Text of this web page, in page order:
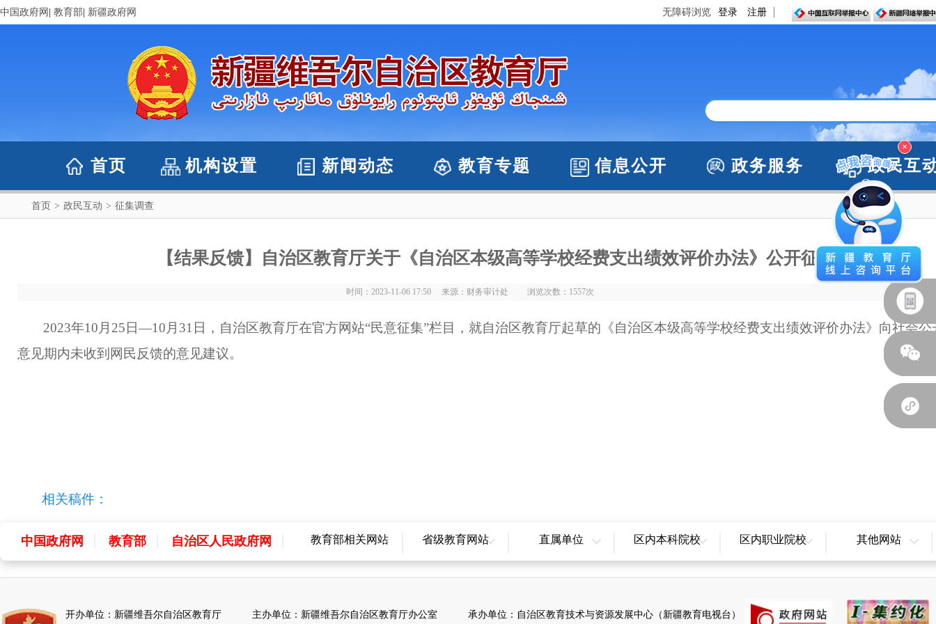
中国政府网 教育部 新疆政府网 无障碍浏览 登录 注册
首页 机构设置 新闻动态 教育专题 信息公开 政务服务 政民互
首页 > 政民互动 > 征集调查
【结果反馈】自治区教育厅关于《自治区本级高等学校经费支出绩效评价办法》公开征求意见的公告
时间：2023-11-06 17:50 来源：财务审计处 浏览次数： 1557次
2023年10月25日—10月31日，自治区教育厅在官方网站“民意征集”栏目，就自治区教育厅起草的《自治区本级高等学校经费支出绩效评价办法》向社会
意见期内未收到网民反馈的意见建议。
相关稿件：
中国政府网 教育部 自治区人民政府网 教育部相关网站
中国高等教育学生信息
全国学生资助管理中心
省级教育网站
北京市教育委员会
上海市教育委员会
直属单位
自治区教育考试院
新疆建设职业技术学院
区内本科院校
新疆大学
新疆医科大学
区内职业院校
新疆职业大学
新疆开放大学
其他网站
全国教育辟谣平台
新疆广播电视台
开办单位：新疆维吾尔自治区教育厅 主办单位：新疆维吾尔自治区教育厅办公室 承办单位：自治区教育技术与资源发展中心（新疆教育电视台）
×